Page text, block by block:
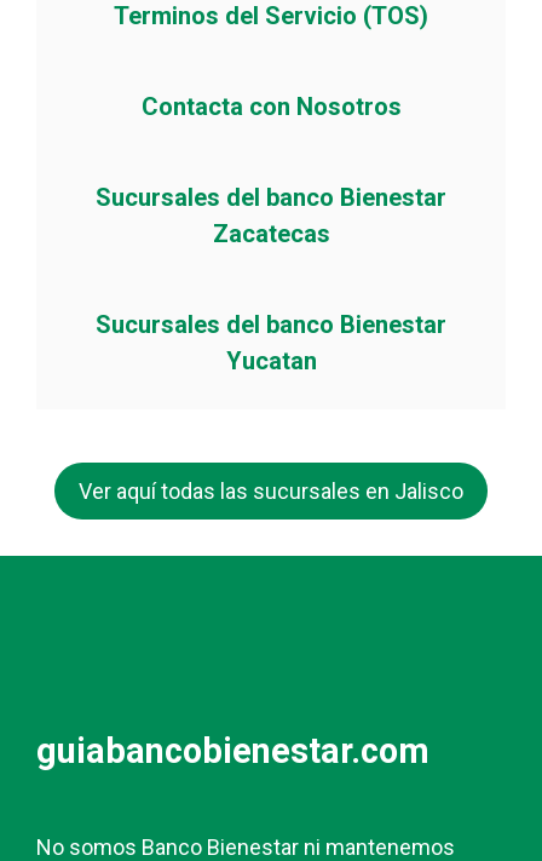
Terminos del Servicio (TOS)
Contacta con Nosotros
Sucursales del banco Bienestar
Zacatecas
Sucursales del banco Bienestar
Yucatan
Ver aquí todas las sucursales en Jalisco
guiabancobienestar.com
No somos Banco Bienestar ni mantenemos